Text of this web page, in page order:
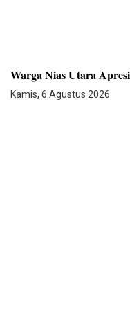
Warga Nias Utara
Kamis, 6 Agustus 2026